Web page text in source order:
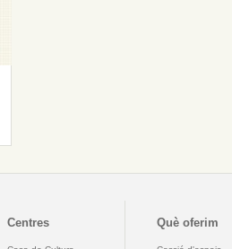
Centres Què oferim